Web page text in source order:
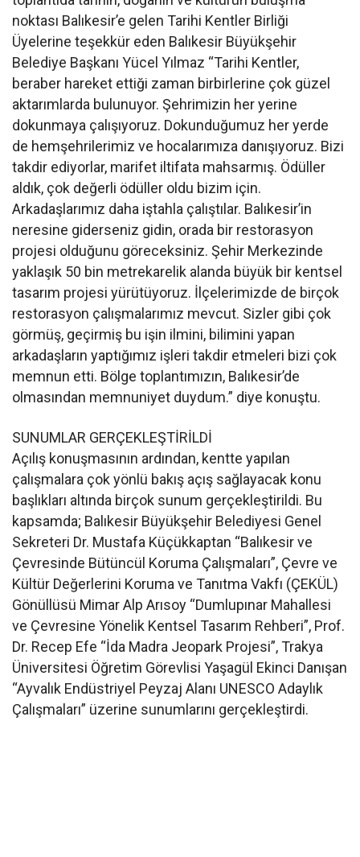
noktası Balıkesir’e gelen Tarihi Kentler Birliği
Üyelerine teşekkür eden Balıkesir Büyükşehir
Belediye Başkanı Yücel Yılmaz “Tarihi Kentler,
beraber hareket ettiği zaman birbirlerine çok güzel
aktarımlarda bulunuyor. Şehrimizin her yerine
dokunmaya çalışıyoruz. Dokunduğumuz her yerde
de hemşehrilerimiz ve hocalarımıza danışıyoruz. Bizi
takdir ediyorlar, marifet iltifata mahsarmış. Ödüller
aldık, çok değerli ödüller oldu bizim için.
Arkadaşlarımız daha iştahla çalıştılar. Balıkesir’in
neresine giderseniz gidin, orada bir restorasyon
projesi olduğunu göreceksiniz. Şehir Merkezinde
yaklaşık 50 bin metrekarelik alanda büyük bir kentsel
tasarım projesi yürütüyoruz. İlçelerimizde de birçok
restorasyon çalışmalarımız mevcut. Sizler gibi çok
görmüş, geçirmiş bu işin ilmini, bilimini yapan
arkadaşların yaptığımız işleri takdir etmeleri bizi çok
memnun etti. Bölge toplantımızın, Balıkesir’de
olmasından memnuniyet duydum.” diye konuştu.
SUNUMLAR GERÇEKLEŞTİRİLDİ
Açılış konuşmasının ardından, kentte yapılan
çalışmalara çok yönlü bakış açış sağlayacak konu
başlıkları altında birçok sunum gerçekleştirildi. Bu
kapsamda; Balıkesir Büyükşehir Belediyesi Genel
Sekreteri Dr. Mustafa Küçükkaptan “Balıkesir ve
Çevresinde Bütüncül Koruma Çalışmaları”, Çevre ve
Kültür Değerlerini Koruma ve Tanıtma Vakfı (ÇEKÜL)
Gönüllüsü Mimar Alp Arısoy “Dumlupınar Mahallesi
ve Çevresine Yönelik Kentsel Tasarım Rehberi”, Prof.
Dr. Recep Efe “İda Madra Jeopark Projesi”, Trakya
Üniversitesi Öğretim Görevlisi Yaşagül Ekinci Danışan
“Ayvalık Endüstriyel Peyzaj Alanı UNESCO Adaylık
Çalışmaları” üzerine sunumlarını gerçekleştirdi.